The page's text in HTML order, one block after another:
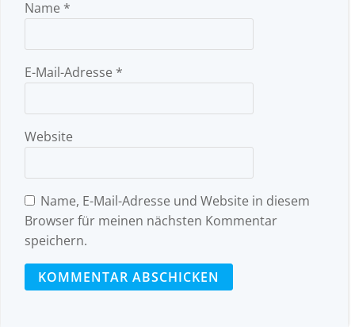
Name *
E-Mail-Adresse *
Website
Name, E-Mail-Adresse und Website in diesem
Browser für meinen nächsten Kommentar
speichern.